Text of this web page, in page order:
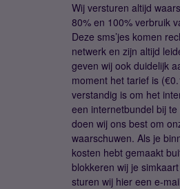
Wij versturen altijd
80% en 100% verbruik
Deze sms’jes komen
netwerk en zijn altijd
geven wij ook duidelijk
moment het tarief is
verstandig is om het
een internetbundel bij
doen wij ons best om
waarschuwen. Als je
kosten hebt gemaakt
blokkeren wij je
sturen wij hier een e-